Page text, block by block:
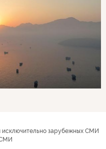
зарубежных СМИ